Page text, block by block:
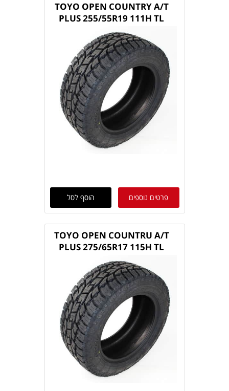
TOYO OPEN COUNTRY A/T
PLUS 255/55R19 111H TL
פרטים נוספים הוסף לסל
TOYO OPEN COUNTRU A/T
PLUS 275/65R17 115H TL